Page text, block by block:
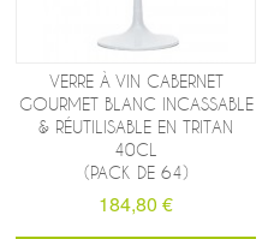
VERRE À VIN CABERNET
GOURMET BLANC INCASSABLE
& RÉUTILISABLE EN TRITAN
40CL
(PACK DE 64)
184,80 €